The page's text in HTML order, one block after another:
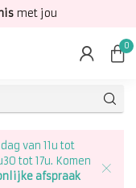
met jou
0
van 11u tot
tot 17u. Komen
afspraak